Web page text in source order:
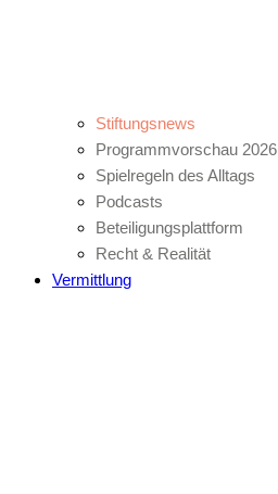
Stiftungsnews
Programmvorschau 2026
Spielregeln des Alltags
Podcasts
Beteiligungsplattform
Recht & Realität
Vermittlung